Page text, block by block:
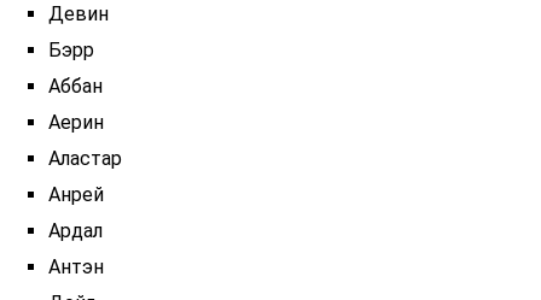
Девин
Бэрр
Аббан
Аерин
Аластар
Анрей
Ардал
Антэн